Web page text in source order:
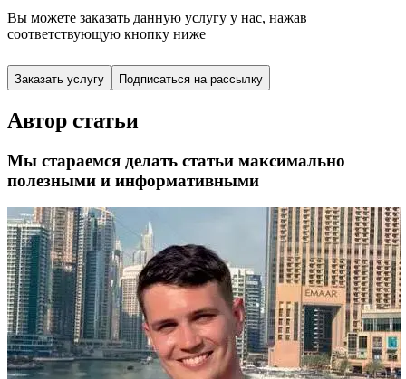
Вы можете заказать данную услугу у нас, нажав
соответствующую кнопку ниже
Заказать услугу Подписаться на рассылку
Автор статьи
Мы стараемся делать статьи максимально
полезными и информативными